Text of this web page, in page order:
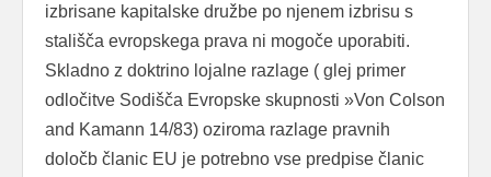
izbrisane kapitalske družbe po njenem izbrisu s
stališča evropskega prava ni mogoče uporabiti.
Skladno z doktrino lojalne razlage ( glej primer
odločitve Sodišča Evropske skupnosti »Von Colson
and Kamann 14/83) oziroma razlage pravnih
določb članic EU je potrebno vse predpise članic